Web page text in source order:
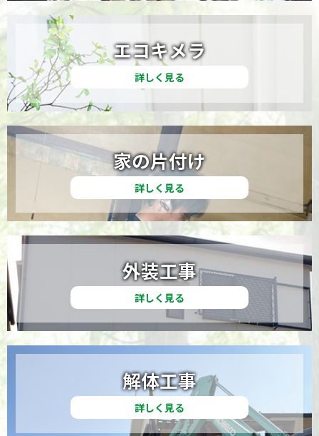
エコキメラ
詳しく見る
家の片付け
詳しく見る
外装工事
詳しく見る
解体工事
詳しく見る